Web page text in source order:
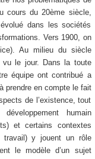
cours du 20ème siècle,
dans les sociétés
Vers 1900, on
Au milieu du siècle
vu le jour. Dans la toute
équipe ont contribué a
prendre en compte le fait
de l’existence, tout
humain
et certains contextes
travail) y jouent un rôle
le modèle d’un sujet